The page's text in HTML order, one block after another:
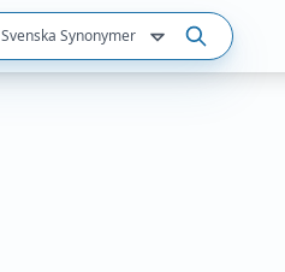
Svenska Synonymer